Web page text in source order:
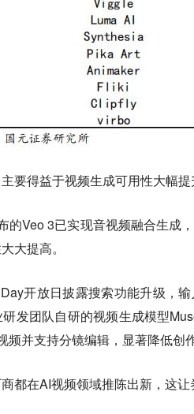
要得益于视频生成可用性大幅提
的Veo 3已实现音视频融合生成
大提高。
开放日披露搜索功能升级，
发团队自研的视频生成模型
并支持分镜编辑，显著降低创作
都在AI视频领域推陈出新，这